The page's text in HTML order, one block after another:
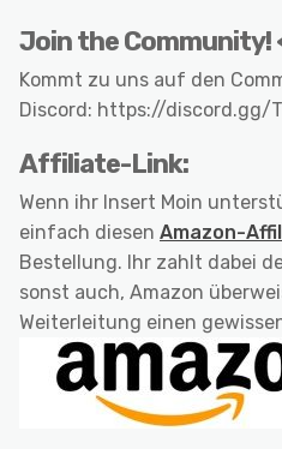
Join the Community!
Kommt zu uns auf den
Discord: https://discord.gg/
Affiliate-Link:
Wenn ihr Insert Moin
einfach diesen Amazon-
Bestellung. Ihr zahlt dabei
sonst auch, Amazon
Weiterleitung einen